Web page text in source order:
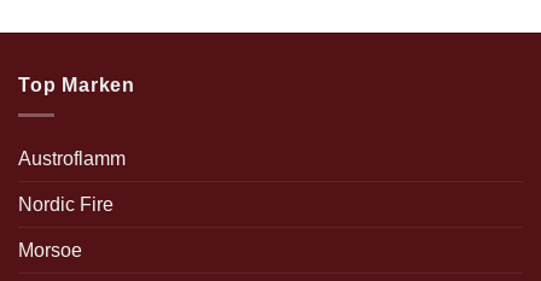
Top Marken
Austroflamm
Nordic Fire
Morsoe